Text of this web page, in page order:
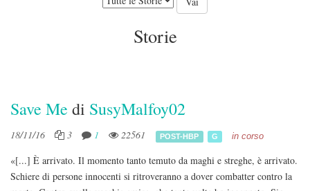
Storie
Save Me di SusyMalfoy02
18/11/16 3 1 22561 POST-HBP G in corso
«[...] È arrivato. Il momento tanto temuto da maghi e streghe, è arrivato.
Schiere di persone innocenti si ritroveranno a dover combatter contro la